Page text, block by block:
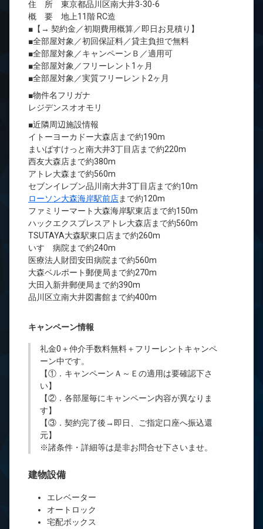
住 所 東京都品川区南大井3-30-6
概 要 地上11階 RC造
■【→ 契約金／初期費用概算／即日お見積り】
■全部屋対象／初回保証料／貸主負担で無料
■全部屋対象／キャンペーンＢ／適用可
■全部屋対象／フリーレント1ヶ月
■全部屋対象／実質フリーレント2ヶ月
■物件名フリガナ
レジデンスオオモリ
■近隣周辺施設情報
イトーヨーカドー大森店まで約190m
まいばすけっと南大井3丁目店まで約220m
西友大森店まで約380m
アトレ大森まで約560m
セブンイレブン品川南大井3丁目店まで約10m
ローソン大森海岸駅前店まで約120m
ファミリーマート大森海岸駅東店まで約150m
ハックエクスプレスアトレ大森店まで約560m
TSUTAYA大森駅東口店まで約260m
いすゞ病院まで約240m
医療法人財団安田病院まで約560m
大森ベルポート郵便局まで約270m
大田入新井郵便局まで約390m
品川区立南大井図書館まで約400m
キャンペーン情報
礼金0 ＋仲介手数料無料＋ フリーレント キャンペ
ーン中です。
【①．キャンペーンＡ～Ｅの適用は要確認下さ
い】
【②．各部屋毎にキャンペーン内容が異なりま
す】
【③．契約完了後→即日、ご指定口座へ振込還
元】
※諸条件・詳細等は是非お問合せ下さいませ。
建物設備
エレベーター
オートロック
宅配ボックス